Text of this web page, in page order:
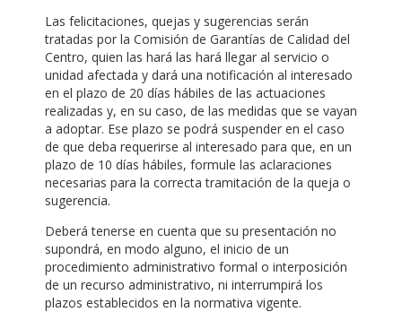
Las felicitaciones, quejas y sugerencias serán
tratadas por la Comisión de Garantías de Calidad del
Centro, quien las hará las hará llegar al servicio o
unidad afectada y dará una notificación al interesado
en el plazo de 20 días hábiles de las actuaciones
realizadas y, en su caso, de las medidas que se vayan
a adoptar. Ese plazo se podrá suspender en el caso
de que deba requerirse al interesado para que, en un
plazo de 10 días hábiles, formule las aclaraciones
necesarias para la correcta tramitación de la queja o
sugerencia.
Deberá tenerse en cuenta que su presentación no
supondrá, en modo alguno, el inicio de un
procedimiento administrativo formal o interposición
de un recurso administrativo, ni interrumpirá los
plazos establecidos en la normativa vigente.